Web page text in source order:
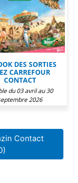
DES SORTIES
CARREFOUR
CONTACT
du 03 avril au 30
2026
Contact